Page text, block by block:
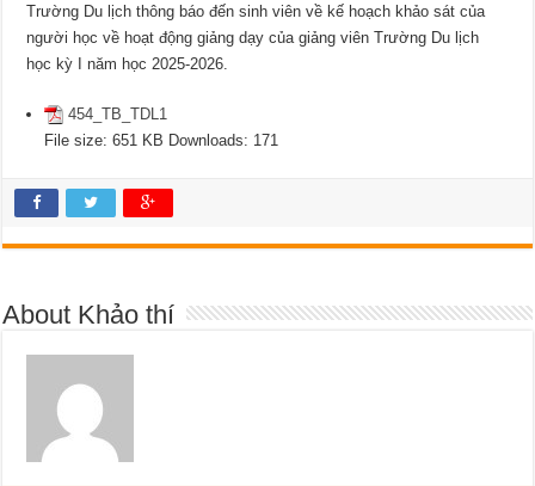
Trường Du lịch thông báo đến sinh viên về kế hoạch khảo sát của
người học về hoạt động giảng dạy của giảng viên Trường Du lịch
học kỳ I năm học 2025-2026.
454_TB_TDL1
File size: 651 KB Downloads: 171
About Khảo thí